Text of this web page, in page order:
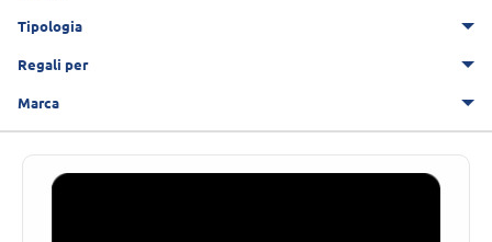
Tipologia
Regali per
Marca